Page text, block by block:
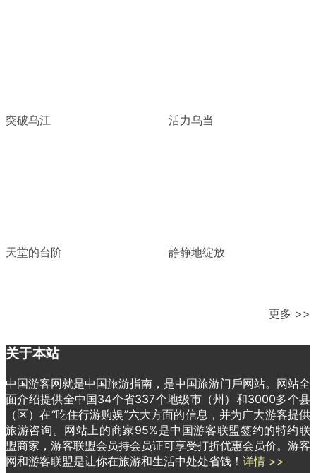
突破乌江 活力乌当
天堂的台阶 静静地绽放
更多 >>
关于本站
中国游客网就是中国旅游指南，是中国旅游门戶网站。网站全
面介绍提供全中国34个省337个地级市（州）和3000多个县
（区）在“吃住行游购娱”六大方面的信息，并为广大游客提供
旅游咨询。网站上的商家95%是中国游客联盟签约的特约联
盟商家，游客联盟会员持会员证可享受打折优惠会员价。游客
网和游客联盟是让你在旅游和生活中处处省钱！ 详情 >>